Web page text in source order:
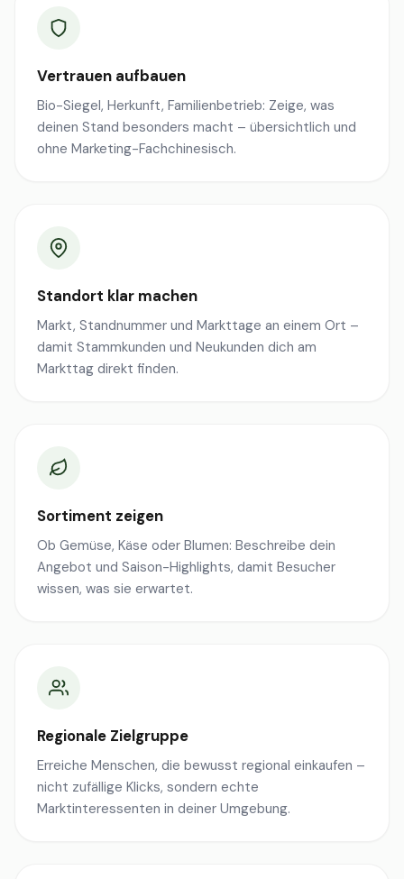
Vertrauen aufbauen
Bio-Siegel, Herkunft, Familienbetrieb: Zeige, was
deinen Stand besonders macht – übersichtlich und
ohne Marketing-Fachchinesisch.
Standort klar machen
Markt, Standnummer und Markttage an einem Ort –
damit Stammkunden und Neukunden dich am
Markttag direkt finden.
Sortiment zeigen
Ob Gemüse, Käse oder Blumen: Beschreibe dein
Angebot und Saison-Highlights, damit Besucher
wissen, was sie erwartet.
Regionale Zielgruppe
Erreiche Menschen, die bewusst regional einkaufen –
nicht zufällige Klicks, sondern echte
Marktinteressenten in deiner Umgebung.